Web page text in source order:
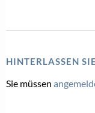
HINTERLASSEN
Sie müssen